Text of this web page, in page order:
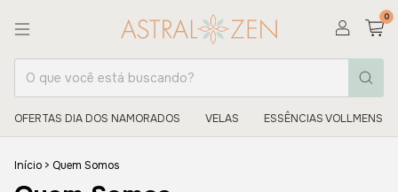
0
OFERTAS DIA DOS NAMORADOS VELAS ESSÊNCIAS VOLLMENS
Início > Quem Somos